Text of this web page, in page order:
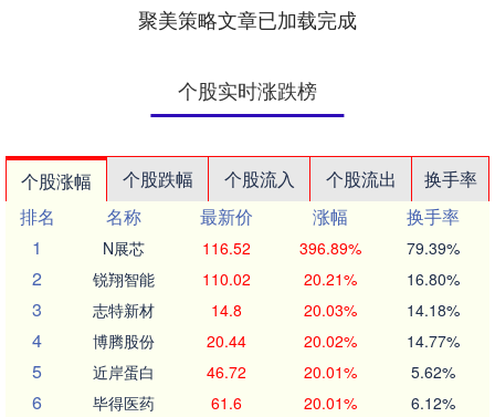
聚美策略文章已加载完成
个股实时涨跌榜
个股涨幅 个股跌幅 个股流入 个股流出
换手率
排名
名称 最新价 涨幅
换手率
1
N展芯 116.52 396.89% 79.39%
2 锐翔智能 110.02 20.21% 16.80%
3 志特新材 14.8 20.03% 14.18%
4 博腾股份 20.44 20.02% 14.77%
5 近岸蛋白 46.72 20.01% 5.62%
6 毕得医药 61.6 20.01% 6.12%